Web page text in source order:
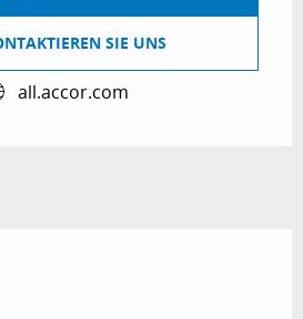
SIE UNS
all.accor.com